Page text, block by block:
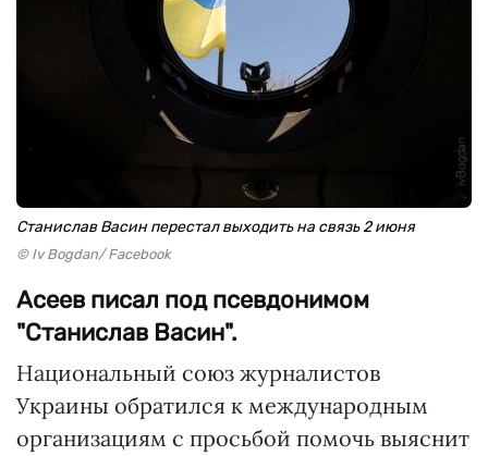
Станислав Васин перестал выходить на связь 2 июня
© Iv Bogdan/ Facebook
Асеев писал под псевдонимом
"Станислав Васин".
Национальный союз журналистов
Украины обратился к международным
организациям с просьбой помочь выяснит